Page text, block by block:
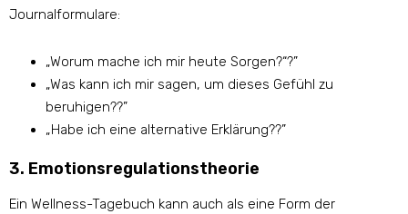
Journalformulare:
„Worum mache ich mir heute Sorgen?“?”
„Was kann ich mir sagen, um dieses Gefühl zu
beruhigen??”
„Habe ich eine alternative Erklärung??”
3. Emotionsregulationstheorie
Ein Wellness-Tagebuch kann auch als eine Form der